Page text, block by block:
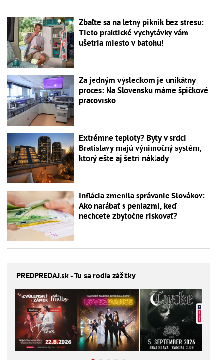
Zbaľte sa na letný piknik bez stresu:
Tieto praktické vychytávky vám
ušetria miesto v batohu!
Za jedným výsledkom je unikátny
proces: Na Slovensku máme špičkové
pracovisko
Extrémne teploty? Byty v srdci
Bratislavy majú výnimočný systém,
ktorý ešte aj šetrí náklady
Inflácia zmenila správanie Slovákov:
Ako narábať s peniazmi, keď
nechcete zbytočne riskovať?
PREDPREDAJ.sk - Tu sa rodia zážitky